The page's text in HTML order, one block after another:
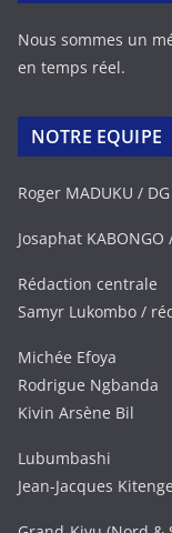
Nous sommes un
en temps réel.
NOTRE EQUIPE
Roger MADUKU / DG
Josaphat KABONGO
Rédaction centrale
Samyr Lukombo /
Michée Efoya
Rodrigue Ngbanda
Kivin Arsène Bil
Lubumbashi
Jean-Jacques Kitenge